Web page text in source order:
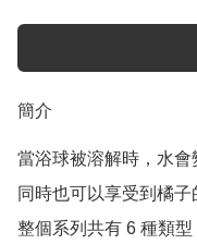
簡介
當浴球被溶解時，水會
同時也可以享受到橘子
整個系列共有 6 種類